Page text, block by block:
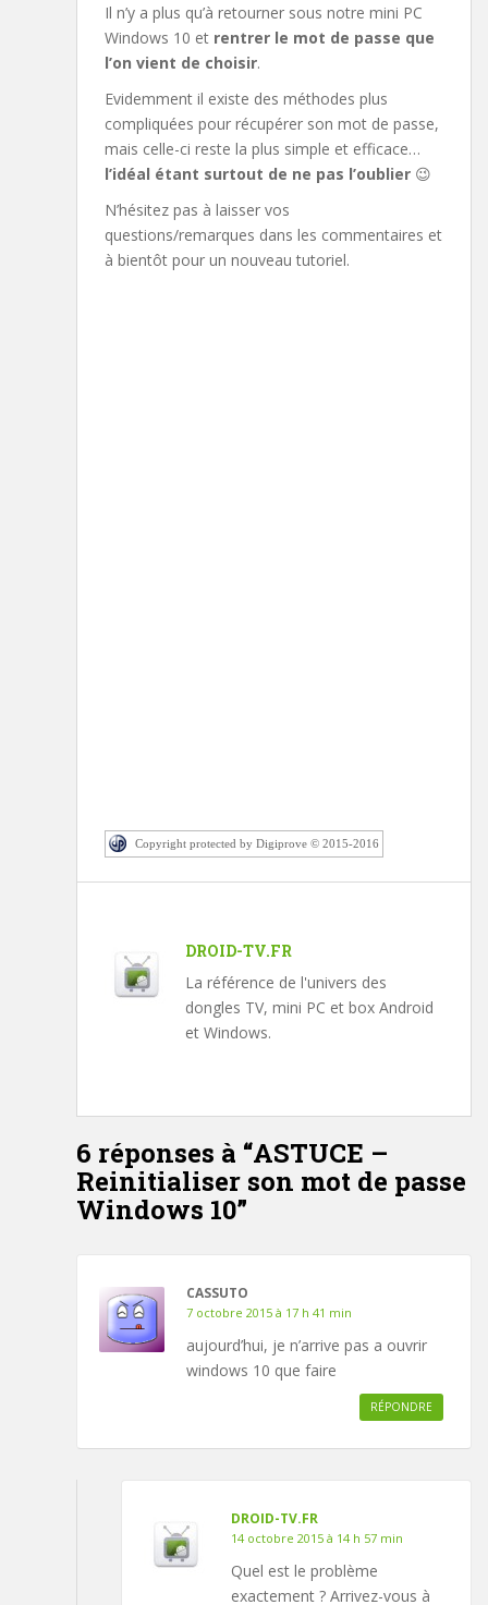
Il n’y a plus qu’à retourner sous notre mini PC
Windows 10 et rentrer le mot de passe que
l’on vient de choisir.
Evidemment il existe des méthodes plus
compliquées pour récupérer son mot de passe,
mais celle-ci reste la plus simple et efficace…
l’idéal étant surtout de ne pas l’oublier 😉
N’hésitez pas à laisser vos
questions/remarques dans les commentaires et
à bientôt pour un nouveau tutoriel.
Copyright protected by Digiprove © 2015-2016
DROID-TV.FR
La référence de l'univers des
dongles TV, mini PC et box Android
et Windows.
6 réponses à “ASTUCE –
Reinitialiser son mot de passe
Windows 10”
CASSUTO
7 octobre 2015 à 17 h 41 min
aujourd’hui, je n’arrive pas a ouvrir
windows 10 que faire
RÉPONDRE
DROID-TV.FR
14 octobre 2015 à 14 h 57 min
Quel est le problème
exactement ? Arrivez-vous à